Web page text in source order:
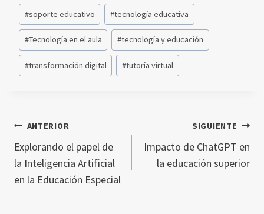
#soporte educativo #tecnología educativa
#Tecnología en el aula #tecnología y educación
#transformación digital #tutoría virtual
NAVEGACIÓN
DE
ANTERIOR
Explorando el papel de
la Inteligencia Artificial
en la Educación Especial
SIGUIENTE
Impacto de ChatGPT en
la educación superior